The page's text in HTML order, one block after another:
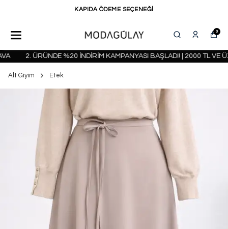
KAPIDA ÖDEME SEÇENEĞİ
0
2. ÜRÜNDE %20 İNDİRİM KAMPANYASI BAŞLADI! | 2000 TL VE
Alt Giyim Etek